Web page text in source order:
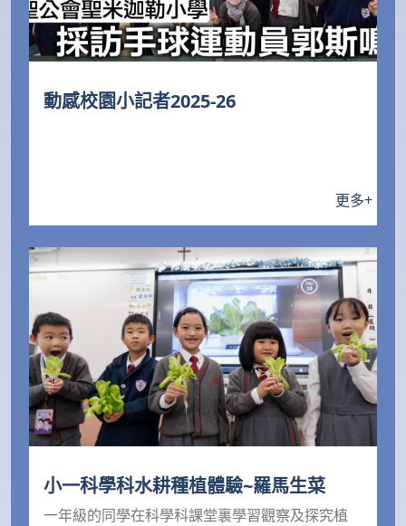
動感校園小記者2025-26
更多+
小一科學科水耕種植體驗~羅馬生菜
一年級的同學在科學科課堂裏學習觀察及探究植